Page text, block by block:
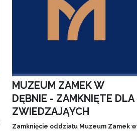
MUZEUM ZAMEK W
DĘBNIE - ZAMKNIĘTE DLA
ZWIEDZAJĄYCH
Zamknięcie oddziału Muzeum Zamek w